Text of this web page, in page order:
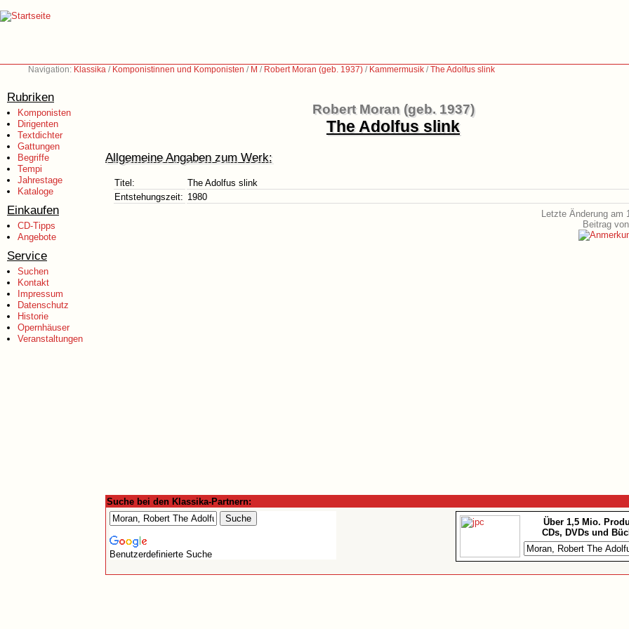
Navigation: Klassika / Komponistinnen und Komponisten / M / Robert Moran (geb. 1937) / Kammermusik /The Adolfus slink
Rubriken
Komponisten
Dirigenten
Textdichter
Gattungen
Begriffe
Tempi
Jahrestage
Kataloge
Einkaufen
CD-Tipps
Angebote
Service
Suchen
Kontakt
Impressum
Datenschutz
Historie
Opernhäuser
Veranstaltungen
Robert Moran (geb. 1937)
The Adolfus slink
Allgemeine Angaben zum Werk:
Titel:
The Adolfus slink
Entstehungszeit: 1980
Letzte Änderung am
Beitrag
Suche bei den Klassika-Partnern:
Benutzerdefinierte Suche
Über 1,5 Mio.
CDs, DVDs und